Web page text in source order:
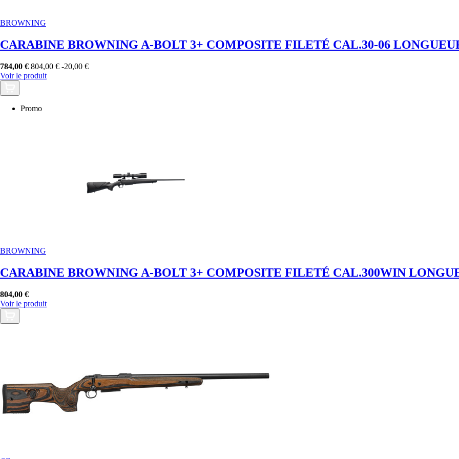
BROWNING
CARABINE BROWNING A-BOLT 3+ COMPOSITE FILETÉ CAL.30-06
784,00 € 804,00 € -20,00 €
Voir le produit
Promo
BROWNING
CARABINE BROWNING A-BOLT 3+ COMPOSITE FILETÉ CAL.300WIN
804,00 €
Voir le produit